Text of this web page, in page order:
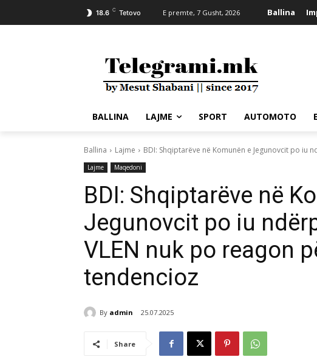
18.6 C Tetovo E premte, 7 Gusht, 2026 Ballina
BALLINA LAJME SPORT AUTOMOTO
Ballina Lajme BDI: Shqiptarëve në Komunën e Jegunovcit po iu
Lajme Maqedoni
BDI: Shqiptarëve në
Jegunovcit po iu
VLEN nuk po reagon
tendencioz
By admin 25.07.2025
Share